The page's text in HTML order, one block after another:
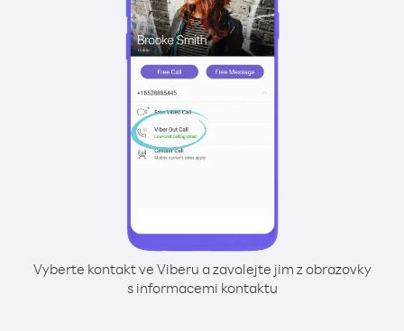
Vyberte kontakt ve Viberu a zavolejte jim z obrazovky
s informacemi kontaktu